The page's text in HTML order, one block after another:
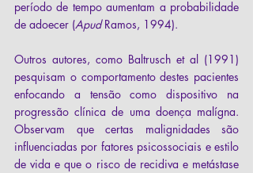
período de tempo aumentam a probabilidade
de adoecer (Apud Ramos, 1994).
Outros autores, como Baltrusch et al (1991)
pesquisam o comportamento destes pacientes
enfocando a tensão como dispositivo na
progressão clínica de uma doença malígna.
Observam que certas malignidades são
influenciadas por fatores psicossociais e estilo
de vida e que o risco de recidiva e metástase